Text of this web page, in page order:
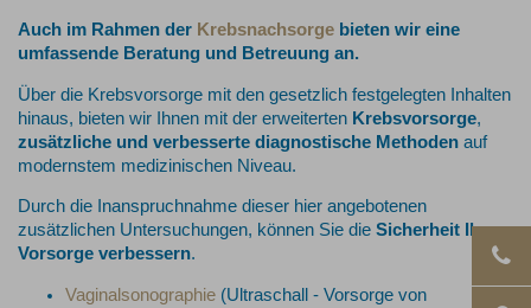
Auch im Rahmen der Krebsnachsorge bieten wir eine
umfassende Beratung und Betreuung an.
Über die Krebsvorsorge mit den gesetzlich festgelegten Inhalten
hinaus, bieten wir Ihnen mit der erweiterten Krebsvorsorge,
zusätzliche und verbesserte diagnostische Methoden auf
modernstem medizinischen Niveau.
Durch die Inanspruchnahme dieser hier angebotenen
zusätzlichen Untersuchungen, können Sie die Sicherheit Ihrer
Vorsorge verbessern.
Vaginalsonographie (Ultraschall - Vorsorge von